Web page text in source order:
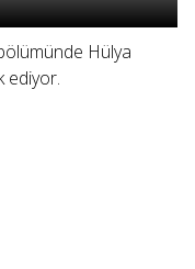
Hülya
ediyor.